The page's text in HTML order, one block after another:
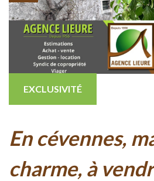
EXCLUSIVITÉ
en cévennes, maison de
charme, à